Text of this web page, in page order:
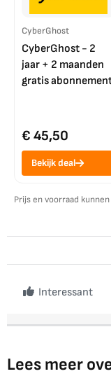
CyberGhost
CyberGhost - 2
jaar + 2 maanden
gratis
€ 45,50
Bekijk deal
Prijs en voorraad
Interessant
Lees meer